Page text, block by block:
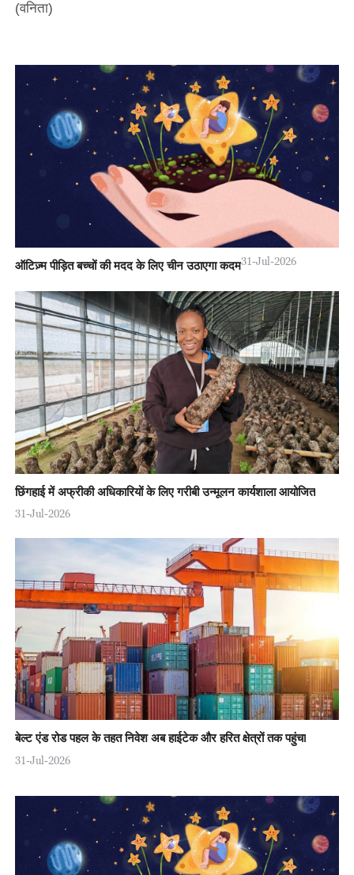
(वनिता)
ऑटिज़्म पीड़ित बच्चों की मदद के लिए चीन उठाएगा कदम31-Jul-2026
छिंगहाई में अफ्रीकी अधिकारियों के लिए गरीबी उन्मूलन कार्यशाला आयोजित
31-Jul-2026
बेल्ट एंड रोड पहल के तहत निवेश अब हाईटेक और हरित क्षेत्रों तक पहुंचा
31-Jul-2026